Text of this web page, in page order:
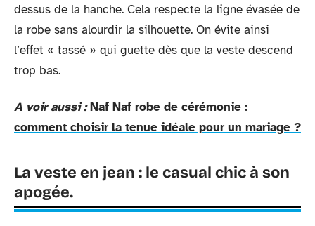
dessus de la hanche. Cela respecte la ligne évasée de
la robe sans alourdir la silhouette. On évite ainsi
l’effet « tassé » qui guette dès que la veste descend
trop bas.
A voir aussi : Naf Naf robe de cérémonie :
comment choisir la tenue idéale pour un mariage ?
La veste en jean : le casual chic à son
apogée.